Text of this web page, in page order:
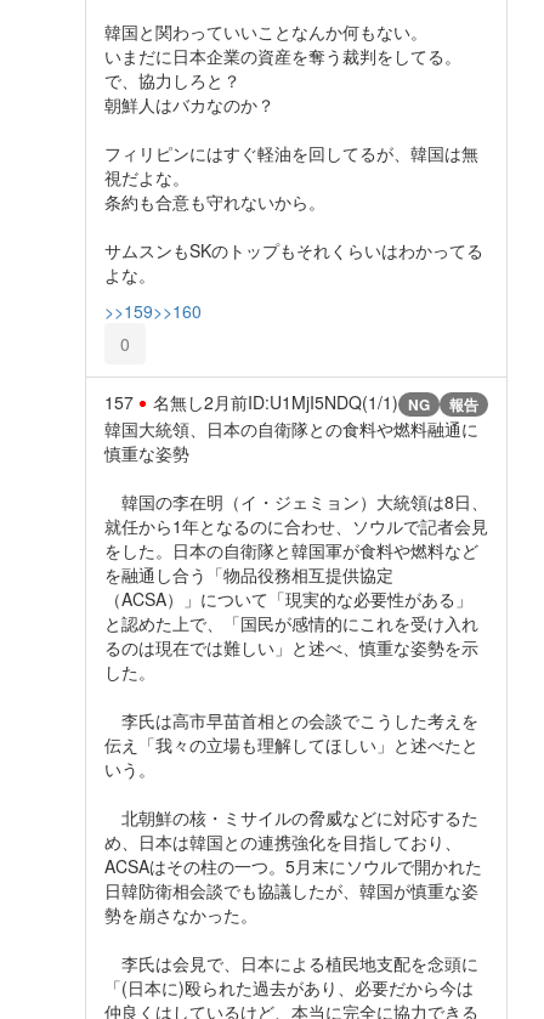
韓国と関わっていいことなんか何もない。
いまだに日本企業の資産を奪う裁判をしてる。
で、協力しろと？
朝鮮人はバカなのか？
フィリピンにはすぐ軽油を回してるが、韓国は無
視だよな。
条約も合意も守れないから。
サムスンもSKのトップもそれくらいはわかってる
よな。
>>159>>160
0
157 名無し2月前ID:U1MjI5NDQ(1/1) NG 報告
韓国大統領、日本の自衛隊との食料や燃料融通に
慎重な姿勢
韓国の李在明（イ・ジェミョン）大統領は8日、
就任から1年となるのに合わせ、ソウルで記者会見
をした。日本の自衛隊と韓国軍が食料や燃料など
を融通し合う「物品役務相互提供協定
（ACSA）」について「現実的な必要性がある」
と認めた上で、「国民が感情的にこれを受け入れ
るのは現在では難しい」と述べ、慎重な姿勢を示
した。
李氏は高市早苗首相との会談でこうした考えを
伝え「我々の立場も理解してほしい」と述べたと
いう。
北朝鮮の核・ミサイルの脅威などに対応するた
め、日本は韓国との連携強化を目指しており、
ACSAはその柱の一つ。5月末にソウルで開かれた
日韓防衛相会談でも協議したが、韓国が慎重な姿
勢を崩さなかった。
李氏は会見で、日本による植民地支配を念頭に
「(日本に)殴られた過去があり、必要だから今は
仲良くはしているけど、本当に完全に協力できる